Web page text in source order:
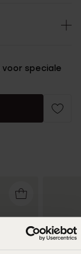
voor speciale